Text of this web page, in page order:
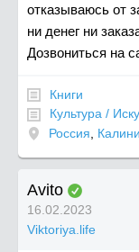
отказываюсь от
ни денег ни
Дозвониться на
Книги
Культура /
Россия
Avito
16.02.2023
Viktoriya.life